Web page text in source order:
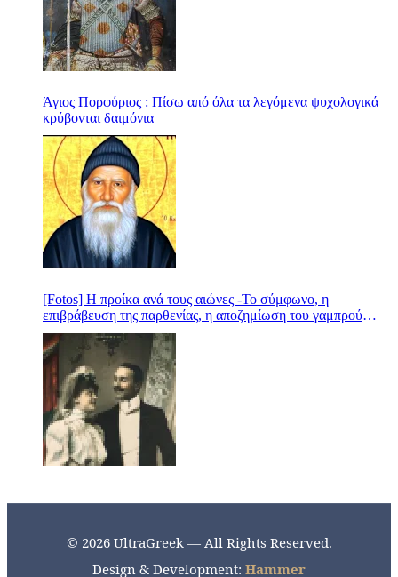
Άγιος Πορφύριος : Πίσω από όλα τα λεγόμενα ψυχολογικά
κρύβονται δαιμόνια
[Fotos] Η προίκα ανά τους αιώνες -Το σύμφωνο, η
επιβράβευση της παρθενίας, η αποζημίωση του γαμπρού
-Απίθανες ιστορίες
© 2026 UltraGreek — All Rights Reserved.
Design & Development: Hammer